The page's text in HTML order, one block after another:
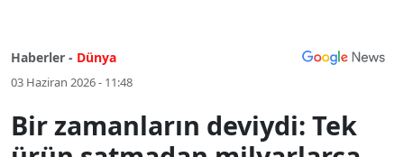
Haberler - Dünya
03 Haziran 2026 - 11:48
Bir zamanların deviydi: Tek